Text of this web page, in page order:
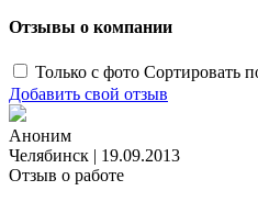
Отзывы о компании
Только с фото Сортировать
Добавить свой отзыв
Аноним
Челябинск | 19.09.2013
Отзыв о работе